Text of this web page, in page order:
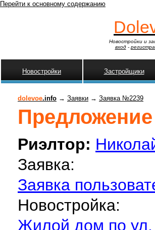
Перейти к основному содержанию
Новостройки и
вход-
Новостройки Застройщики
dolevoe.info → Заявки → Заявка №2239
Предложение
Риэлтор:
Заявка:
Заявка
Новостройка:
Жилой дом по ул.